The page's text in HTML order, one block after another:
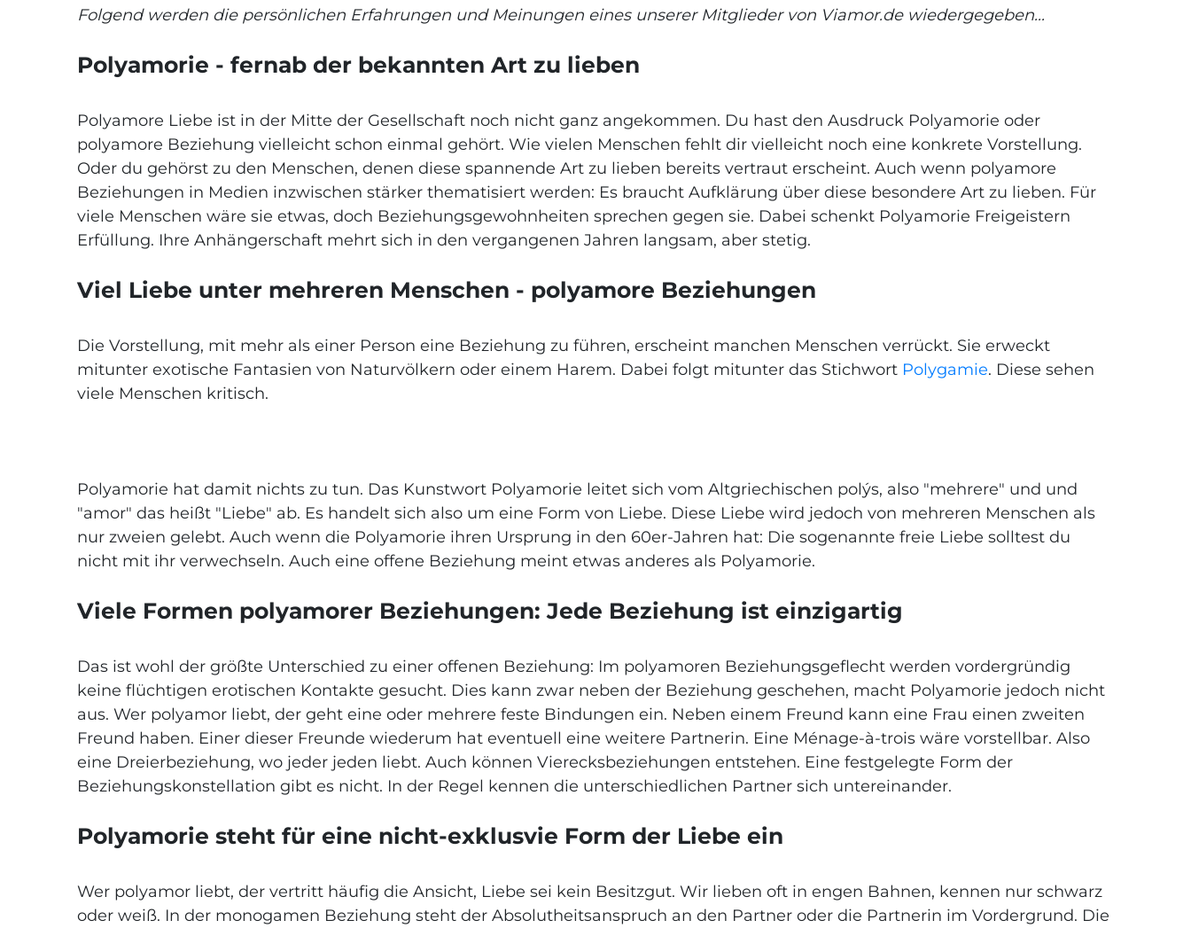
Folgend werden die persönlichen Erfahrungen und Meinungen eines unserer Mitglieder von Viamor.de wiedergegeben...
Polyamorie - fernab der bekannten Art zu lieben
Polyamore Liebe ist in der Mitte der Gesellschaft noch nicht ganz angekommen. Du hast den Ausdruck Polyamorie oder
polyamore Beziehung vielleicht schon einmal gehört. Wie vielen Menschen fehlt dir vielleicht noch eine konkrete Vorstellung.
Oder du gehörst zu den Menschen, denen diese spannende Art zu lieben bereits vertraut erscheint. Auch wenn polyamore
Beziehungen in Medien inzwischen stärker thematisiert werden: Es braucht Aufklärung über diese besondere Art zu lieben. Für
viele Menschen wäre sie etwas, doch Beziehungsgewohnheiten sprechen gegen sie. Dabei schenkt Polyamorie Freigeistern
Erfüllung. Ihre Anhängerschaft mehrt sich in den vergangenen Jahren langsam, aber stetig.
Viel Liebe unter mehreren Menschen - polyamore Beziehungen
Die Vorstellung, mit mehr als einer Person eine Beziehung zu führen, erscheint manchen Menschen verrückt. Sie erweckt
mitunter exotische Fantasien von Naturvölkern oder einem Harem. Dabei folgt mitunter das Stichwort Polygamie. Diese sehen
viele Menschen kritisch.
Polyamorie hat damit nichts zu tun. Das Kunstwort Polyamorie leitet sich vom Altgriechischen polýs, also "mehrere" und und
"amor" das heißt "Liebe" ab. Es handelt sich also um eine Form von Liebe. Diese Liebe wird jedoch von mehreren Menschen als
nur zweien gelebt. Auch wenn die Polyamorie ihren Ursprung in den 60er-Jahren hat: Die sogenannte freie Liebe solltest du
nicht mit ihr verwechseln. Auch eine offene Beziehung meint etwas anderes als Polyamorie.
Viele Formen polyamorer Beziehungen: Jede Beziehung ist einzigartig
Das ist wohl der größte Unterschied zu einer offenen Beziehung: Im polyamoren Beziehungsgeflecht werden vordergründig
keine flüchtigen erotischen Kontakte gesucht. Dies kann zwar neben der Beziehung geschehen, macht Polyamorie jedoch nicht
aus. Wer polyamor liebt, der geht eine oder mehrere feste Bindungen ein. Neben einem Freund kann eine Frau einen zweiten
Freund haben. Einer dieser Freunde wiederum hat eventuell eine weitere Partnerin. Eine Ménage-à-trois wäre vorstellbar. Also
eine Dreierbeziehung, wo jeder jeden liebt. Auch können Vierecksbeziehungen entstehen. Eine festgelegte Form der
Beziehungskonstellation gibt es nicht. In der Regel kennen die unterschiedlichen Partner sich untereinander.
Polyamorie steht für eine nicht-exklusvie Form der Liebe ein
Wer polyamor liebt, der vertritt häufig die Ansicht, Liebe sei kein Besitzgut. Wir lieben oft in engen Bahnen, kennen nur schwarz
oder weiß. In der monogamen Beziehung steht der Absolutheitsanspruch an den Partner oder die Partnerin im Vordergrund. Die